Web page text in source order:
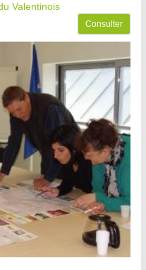
Valentinois
Consulter